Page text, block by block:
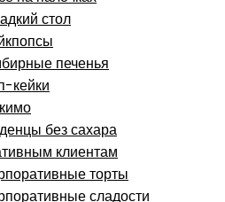
стол
печенья
кейки
без сахара
клиентам
торты
сладости